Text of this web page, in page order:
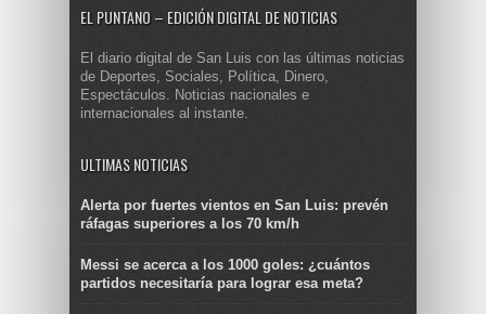
EL PUNTANO – EDICIÓN DIGITAL DE NOTICIAS
El diario digital de San Luis con las últimas noticias
de Deportes, Sociales, Política, Dinero,
Espectáculos. Noticias nacionales e
internacionales al instante.
ULTIMAS NOTICIAS
Alerta por fuertes vientos en San Luis: prevén
ráfagas superiores a los 70 km/h
Messi se acerca a los 1000 goles: ¿cuántos
partidos necesitaría para lograr esa meta?